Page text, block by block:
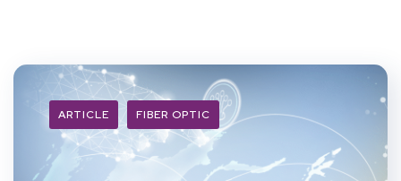
ARTICLE FIBER OPTIC